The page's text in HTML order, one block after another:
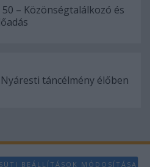
– Közönségtalálkozó és
táncélmény élőben
SÜTI BEÁLLÍTÁSOK MÓDOSÍTÁSA